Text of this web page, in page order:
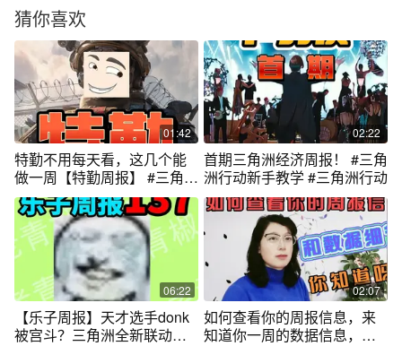
猜你喜欢
01:42
特勤不用每天看，这几个能
做一周【特勤周报】 #三角洲
行动
02:22
首期三角洲经济周报！ #三角
洲行动新手教学 #三角洲行动
06:22
【乐子周报】天才选手donk
被宫斗？三角洲全新联动遭
02:07
如何查看你的周报信息，来
知道你一周的数据信息，你